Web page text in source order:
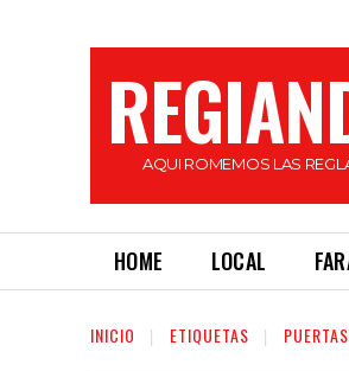
AQUI ROMEMOS LAS
HOME LOCAL
INICIO ETIQUETAS